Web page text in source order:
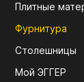
Плитные
Фурнитура
Столешницы
Мой ЭГГЕР